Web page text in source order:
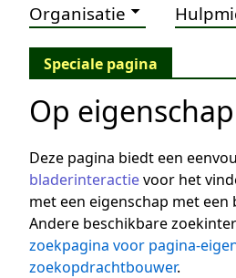
Organisatie
Speciale pagina
Op
Deze pagina biedt een
bladerinteractievoor het
met een eigenschap met een
Andere beschikbare
zoekpagina voor pagina-
zoekopdrachtbouwer.